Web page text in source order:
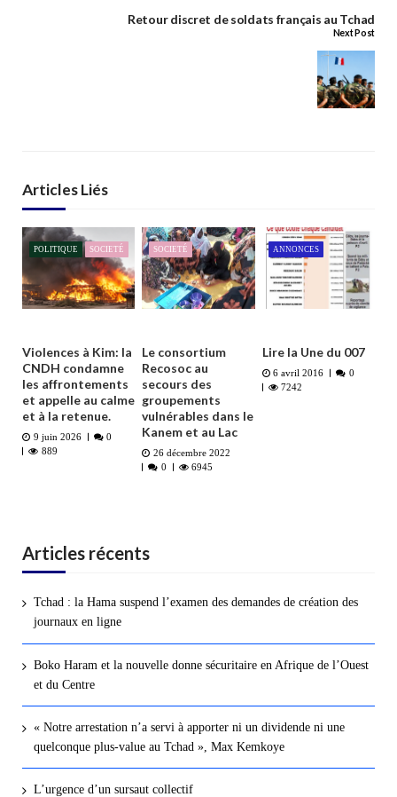
Retour discret de soldats français au Tchad
Next Post
Articles Liés
POLITIQUE SOCIETÉ
Violences à Kim: la
CNDH condamne
les affrontements
et appelle au calme
et à la retenue.
9 juin 2026
0
889
SOCIETÉ
Le consortium
Recosoc au
secours des
groupements
vulnérables dans le
Kanem et au Lac
26 décembre 2022
0
6945
ANNONCES
Lire la Une du 007
6 avril 2016
0
7242
Articles récents
Tchad : la Hama suspend l’examen des demandes de création des
journaux en ligne
Boko Haram et la nouvelle donne sécuritaire en Afrique de l’Ouest
et du Centre
« Notre arrestation n’a servi à apporter ni un dividende ni une
quelconque plus-value au Tchad », Max Kemkoye
L’urgence d’un sursaut collectif